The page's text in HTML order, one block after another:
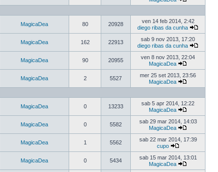
MagicaDea 80 20928
ven 14 feb 2014, 2:42
diego ribas da cunha
MagicaDea 162 22913
sab 9 nov 2013, 17:20
diego ribas da cunha
MagicaDea 90 20955
ven 8 nov 2013, 22:04
MagicaDea
MagicaDea 2 5527
mer 25 set 2013, 23:56
MagicaDea
MagicaDea 0 13233
sab 5 apr 2014, 12:22
MagicaDea
MagicaDea 0 5582
sab 29 mar 2014, 14:03
MagicaDea
MagicaDea 1 5562
sab 22 mar 2014, 17:39
cupo
MagicaDea 0 5434
sab 15 mar 2014, 13:01
MagicaDea